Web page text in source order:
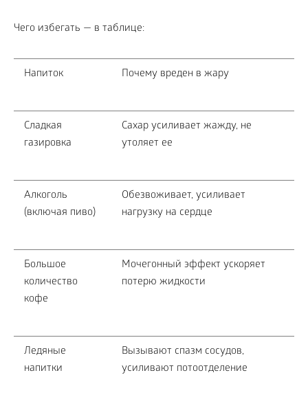
Чего избегать — в таблице:
Напиток Почему вреден в жару
Сладкая
газировка
Сахар усиливает жажду, не
утоляет ее
Алкоголь
(включая пиво)
Обезвоживает, усиливает
нагрузку на сердце
Большое
количество
кофе
Мочегонный эффект ускоряет
потерю жидкости
Ледяные
напитки
Вызывают спазм сосудов,
усиливают потоотделение